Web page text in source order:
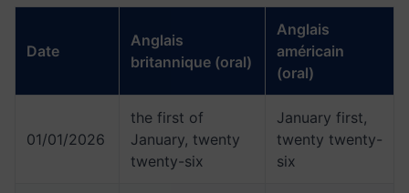
Date
Anglais
britannique (oral)
Anglais
américain
(oral)
01/01/2026
the first of
January, twenty
twenty-six
January first,
twenty twenty-
six